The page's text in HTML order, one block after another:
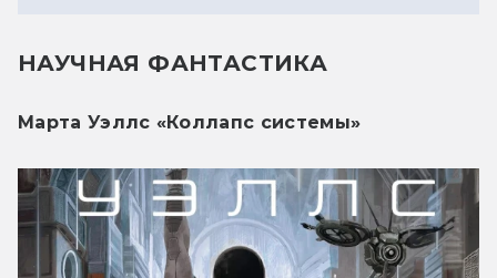
НАУЧНАЯ ФАНТАСТИКА
Марта Уэллс «Коллапс системы»